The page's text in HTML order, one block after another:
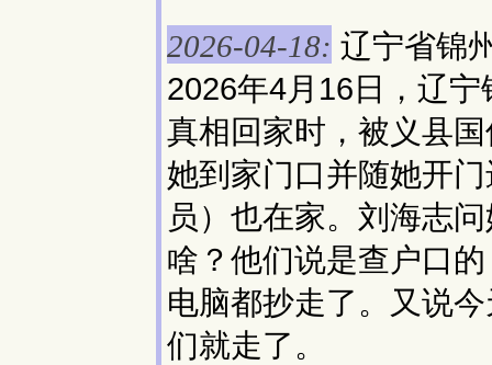
2026-04-18: 辽宁省锦
2026年4月16日，辽
真相回家时，被义县
她到家门口并随她开
员）也在家。刘海志
啥？他们说是查户口
电脑都抄走了。又说
们就走了。